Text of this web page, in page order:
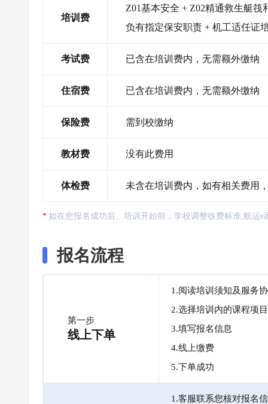
培训费
Z01基本安全 + Z02精通救生艇筏
负有指定保安职责 + 机工适任证
考试费 已含在培训费内，无需额外缴纳
住宿费 已含在培训费内，无需额外缴纳
保险费 需到校缴纳
教材费 没有此费用
体检费 未含在培训费内，如有相关费用
如在您报名成功后、培训开始前，学校调整收费标准,航运
报名流程
第一步
线上下单
1.阅读培训须知及服务
2.选择培训内的课程项目
3.填写报名信息
4.线上缴费
5.下单成功
1.客服联系您核对报名